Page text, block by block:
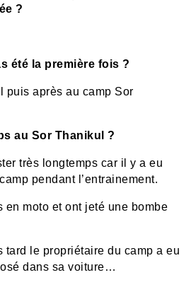
?
été la première fois ?
puis après au camp Sor
au Sor Thanikul ?
très longtemps car il y a eu
pendant l’entrainement.
en moto et ont jeté une bombe
tard le propriétaire du camp a eu
dans sa voiture…